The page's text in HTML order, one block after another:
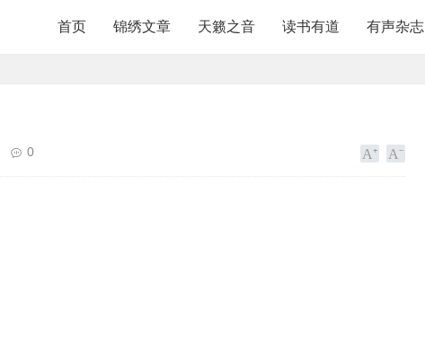
首页 锦绣文章 天籁之音 读书有道 有声杂志
0